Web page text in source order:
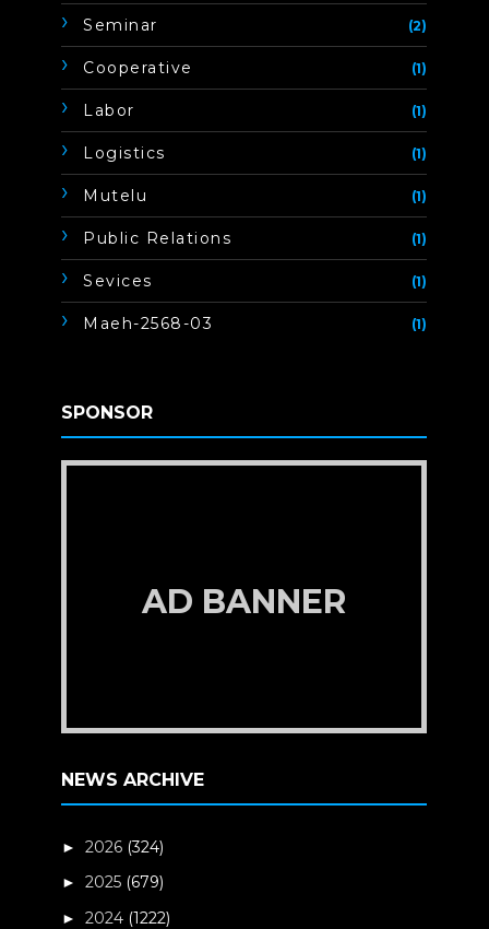
Seminar (2)
Cooperative (1)
Labor (1)
Logistics (1)
Mutelu (1)
Public Relations (1)
Sevices (1)
Maeh-2568-03 (1)
SPONSOR
AD BANNER
NEWS ARCHIVE
►2026 (324)
►2025 (679)
►2024 (1222)